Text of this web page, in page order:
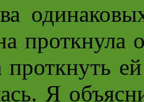
проткнула
проткнуть
Я